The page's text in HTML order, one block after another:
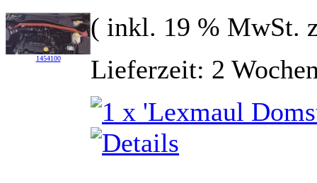
1454100
( inkl. 19 % MwSt.
Lieferzeit: 2